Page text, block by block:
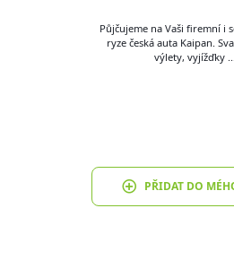
Půjčujeme na Vaši firemní i
ryze česká auta Kaipan.
výlety, vyjížďky
PŘIDAT DO